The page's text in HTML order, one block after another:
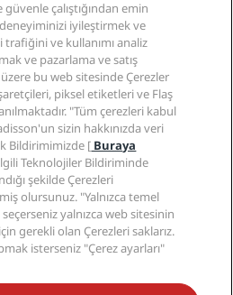
ve koşulları
çalıştığından emin
iyileştirmek ve
ve kullanımı analiz
ve pazarlama ve satış
üzere bu web sitesinde Çerezler
piksel etiketleri ve Flaş
"Tüm çerezleri kabul
sizin hakkınızda veri
Bildirimimizde [ Buraya
Teknolojiler Bildiriminde
şekilde Çerezleri
olursunuz. "Yalnızca temel
yalnızca web sitesinin
gerekli olan Çerezleri saklarız.
isterseniz "Çerez ayarları"